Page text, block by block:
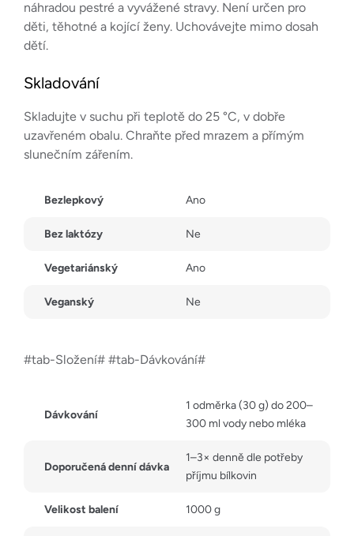
náhradou pestré a vyvážené stravy. Není určen pro
děti, těhotné a kojící ženy. Uchovávejte mimo dosah
dětí.
Skladování
Skladujte v suchu při teplotě do 25 °C, v dobře
uzavřeném obalu. Chraňte před mrazem a přímým
slunečním zářením.
Bezlepkový Ano
Bez laktózy Ne
Vegetariánský Ano
Veganský Ne
#tab-Složení# #tab-Dávkování#
Dávkování
1 odměrka (30 g) do 200–
300 ml vody nebo mléka
Doporučená denní dávka
1–3× denně dle potřeby
příjmu bílkovin
Velikost balení 1000 g